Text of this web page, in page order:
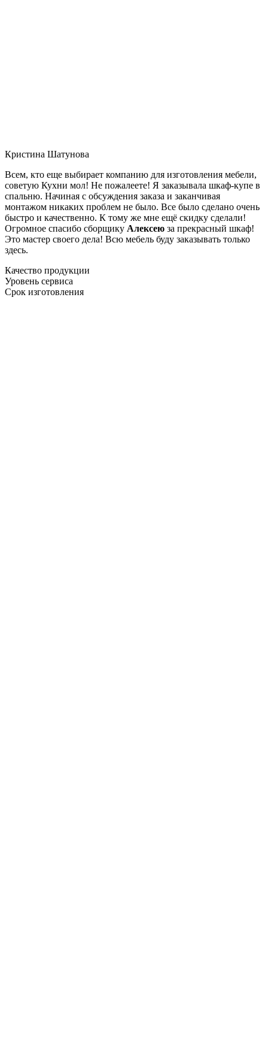
Кристина Шатунова
Всем, кто еще выбирает компанию для изготовления мебели,
советую Кухни мол! Не пожалеете! Я заказывала шкаф-купе в
спальню. Начиная с обсуждения заказа и заканчивая
монтажом никаких проблем не было. Все было сделано очень
быстро и качественно. К тому же мне ещё скидку сделали!
Огромное спасибо сборщику Алексею за прекрасный шкаф!
Это мастер своего дела! Всю мебель буду заказывать только
здесь.
Качество продукции
Уровень сервиса
Срок изготовления